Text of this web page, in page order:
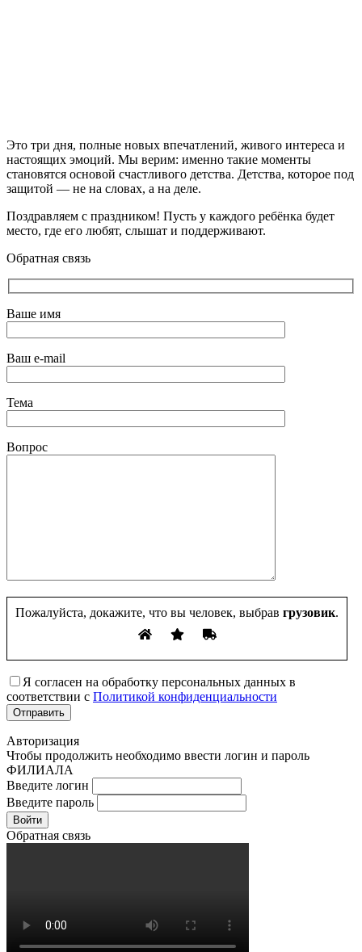
Это три дня, полные новых впечатлений, живого интереса и
настоящих эмоций. Мы верим: именно такие моменты
становятся основой счастливого детства. Детства, которое под
защитой — не на словах, а на деле.
Поздравляем с праздником! Пусть у каждого ребёнка будет
место, где его любят, слышат и поддерживают.
Обратная связь
Ваше имя
Ваш e-mail
Тема
Вопрос
Пожалуйста, докажите, что вы человек, выбрав грузовик.
Я согласен на обработку персональных данных в
соответствии с Политикой конфиденциальности
Авторизация
Чтобы продолжить необходимо ввести логин и пароль
ФИЛИАЛА
Введите логин
Введите пароль
Войти
Обратная связь